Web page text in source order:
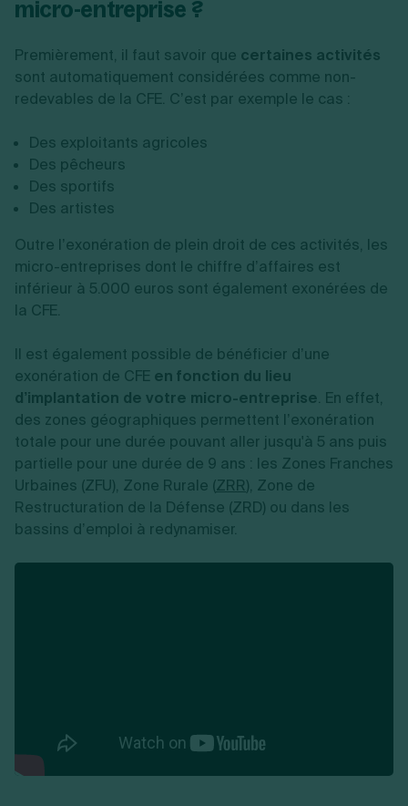
micro-entreprise ?
Premièrement, il faut savoir que certaines activités
sont automatiquement considérées comme non-
redevables de la CFE. C’est par exemple le cas :
Des exploitants agricoles
Des pêcheurs
Des sportifs
Des artistes
Outre l’exonération de plein droit de ces activités, les
micro-entreprises dont le chiffre d’affaires est
inférieur à 5.000 euros sont également exonérées de
la CFE.
Il est également possible de bénéficier d’une
exonération de CFE en fonction du lieu
d’implantation de votre micro-entreprise. En effet,
des zones géographiques permettent l’exonération
totale pour une durée pouvant aller jusqu'à 5 ans puis
partielle pour une durée de 9 ans : les Zones Franches
Urbaines (ZFU), Zone Rurale (ZRR), Zone de
Restructuration de la Défense (ZRD) ou dans les
bassins d’emploi à redynamiser.